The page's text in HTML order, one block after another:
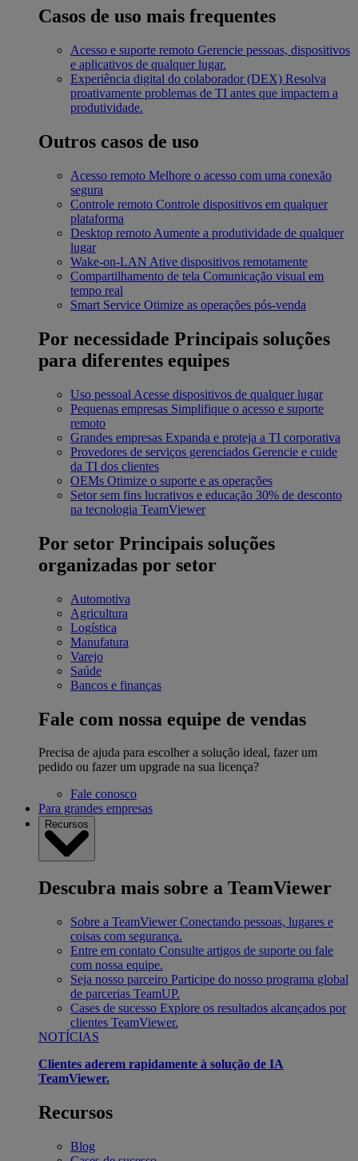
Casos de uso mais frequentes
Acesso e suporte remoto Gerencie pessoas, dispositivos
e aplicativos de qualquer lugar.
Experiência digital do colaborador (DEX) Resolva
proativamente problemas de TI antes que impactem a
produtividade.
Outros casos de uso
Acesso remoto Melhore o acesso com uma conexão
segura
Controle remoto Controle dispositivos em qualquer
plataforma
Desktop remoto Aumente a produtividade de qualquer
lugar
Wake-on-LAN Ative dispositivos remotamente
Compartilhamento de tela Comunicação visual em
tempo real
Smart Service Otimize as operações pós-venda
Por necessidade Principais soluções
para diferentes equipes
Uso pessoal Acesse dispositivos de qualquer lugar
Pequenas empresas Simplifique o acesso e suporte
remoto
Grandes empresas Expanda e proteja a TI corporativa
Provedores de serviços gerenciados Gerencie e cuide
da TI dos clientes
OEMs Otimize o suporte e as operações
Setor sem fins lucrativos e educação 30% de desconto
na tecnologia TeamViewer
Por setor Principais soluções
organizadas por setor
Automotiva
Agricultura
Logística
Manufatura
Varejo
Saúde
Bancos e finanças
Fale com nossa equipe de vendas
Precisa de ajuda para escolher a solução ideal, fazer um
pedido ou fazer um upgrade na sua licença?
Fale conosco
Para grandes empresas
Recursos
Descubra mais sobre a TeamViewer
Sobre a TeamViewer Conectando pessoas, lugares e
coisas com segurança.
Entre em contato Consulte artigos de suporte ou fale
com nossa equipe.
Seja nosso parceiro Participe do nosso programa global
de parcerias TeamUP.
Cases de sucesso Explore os resultados alcançados por
clientes TeamViewer.
NOTÍCIAS
Clientes aderem rapidamente à solução de IA
TeamViewer.
Recursos
Blog